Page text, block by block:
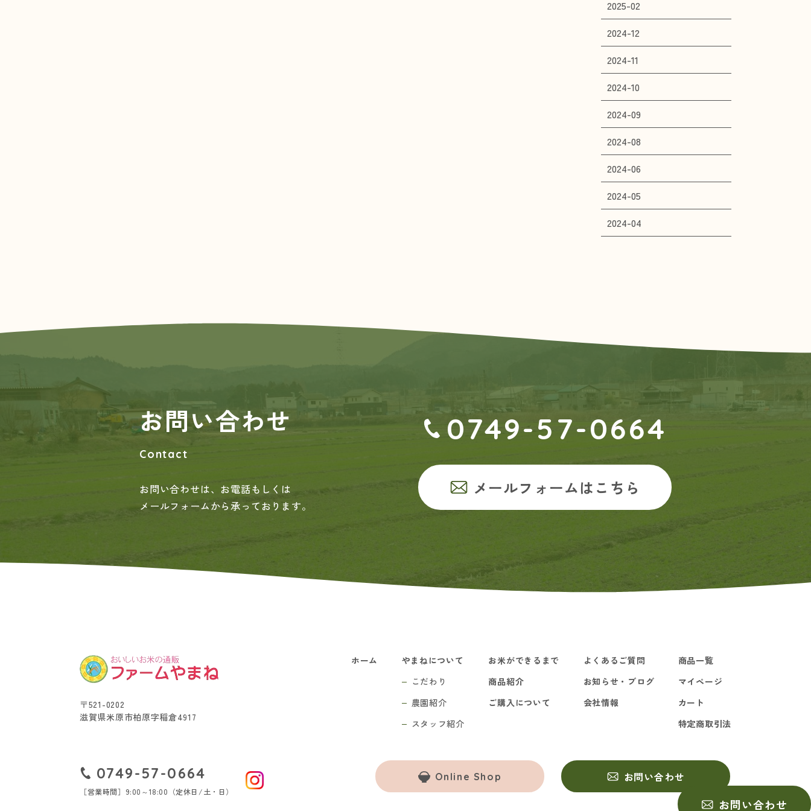
お問い合わせ
2025-02
2024-12
2024-11
2024-10
2024-09
2024-08
2024-06
2024-05
2024-04
お問い合わせ
Contact
お問い合わせは、お電話もしくは
メールフォームから承っております。
0749-57-0664
メールフォームはこちら
〒521-0202
滋賀県米原市柏原字稲倉4917
0749-57-0664
［営業時間］9:00～18:00（定休日/土・日）
ホーム
やまねについて
こだわり
農園紹介
スタッフ紹介
お米ができるまで
商品紹介
ご購入について
よくあるご質問
お知らせ・ブログ
会社情報
商品一覧
マイページ
カート
特定商取引法
Online Shop お問い合わせ